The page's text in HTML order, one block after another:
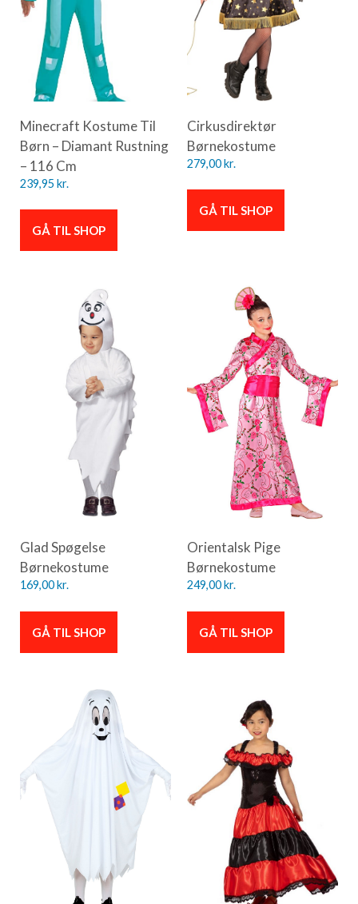
Minecraft Kostume Til
Børn – Diamant Rustning
– 116 Cm
239,95 kr.
GÅ TIL SHOP
Cirkusdirektør
Børnekostume
279,00kr.
GÅ TIL SHOP
Glad Spøgelse
Børnekostume
169,00kr.
GÅ TIL SHOP
Orientalsk Pige
Børnekostume
249,00kr.
GÅ TIL SHOP